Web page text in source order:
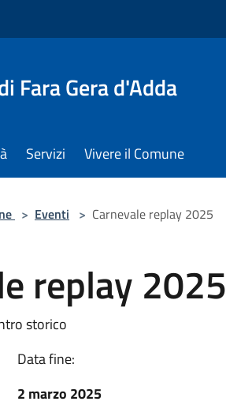
Fara Gera d'Adda
Servizi Vivere il Comune
> Eventi > Carnevale replay 2025
replay 2025
storico
Data fine:
2 marzo 2025